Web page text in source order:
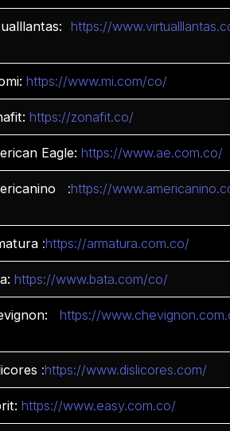
https://
https://www.mi.com/co/
https://zonafit.co/
Eagle: https://www.ae.com.co/
:https://
:https://armatura.com.co/
https://www.bata.com/co/
https://
:https://www.dislicores.com/
https://www.easy.com.co/